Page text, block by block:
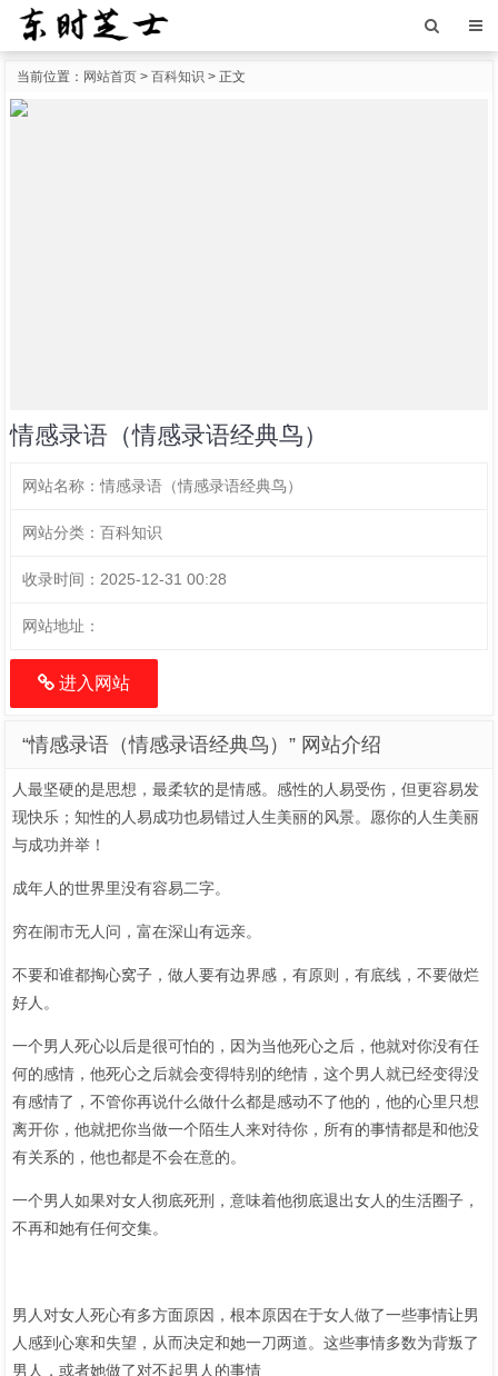
当前位置： 网站首页 > 百科知识 > 正文
情感录语（情感录语经典鸟）
网站名称：情感录语（情感录语经典鸟）
网站分类： 百科知识
收录时间： 2025-12-31 00:28
网站地址：
进入网站
“情感录语（情感录语经典鸟）” 网站介绍
人最坚硬的是思想，最柔软的是情感。感性的人易受伤，但更容易发
现快乐；知性的人易成功也易错过人生美丽的风景。愿你的人生美丽
与成功并举！
成年人的世界里没有容易二字。
穷在闹市无人问，富在深山有远亲。
不要和谁都掏心窝子，做人要有边界感，有原则，有底线，不要做烂
好人。
一个男人死心以后是很可怕的，因为当他死心之后，他就对你没有任
何的感情，他死心之后就会变得特别的绝情，这个男人就已经变得没
有感情了，不管你再说什么做什么都是感动不了他的，他的心里只想
离开你，他就把你当做一个陌生人来对待你，所有的事情都是和他没
有关系的，他也都是不会在意的。
一个男人如果对女人彻底死刑，意味着他彻底退出女人的生活圈子，
不再和她有任何交集。
男人对女人死心有多方面原因，根本原因在于女人做了一些事情让男
人感到心寒和失望，从而决定和她一刀两道。这些事情多数为背叛了
男人，或者她做了对不起男人的事情